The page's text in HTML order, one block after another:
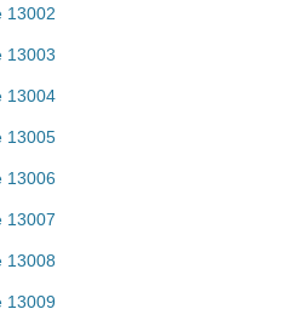
13002
13003
13004
13005
13006
13007
13008
13009